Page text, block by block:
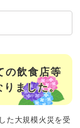
の飲食店等
りました。
た大規模火災を受